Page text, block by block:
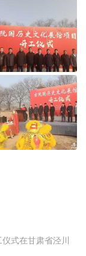
式在甘肃省泾川